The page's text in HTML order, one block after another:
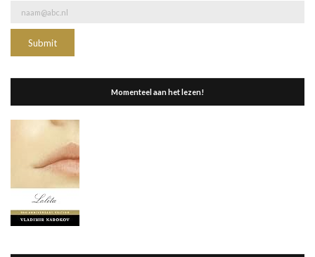
Momenteel aan het lezen!